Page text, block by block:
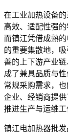
在工业加热设备
高效、适配性强
而镇江凭借成熟
的重要集散地，
善的上下游产业
成了兼具品质与
常规采购需求，
企业、经销商提
推进生产与运维工
镇江电加热器批